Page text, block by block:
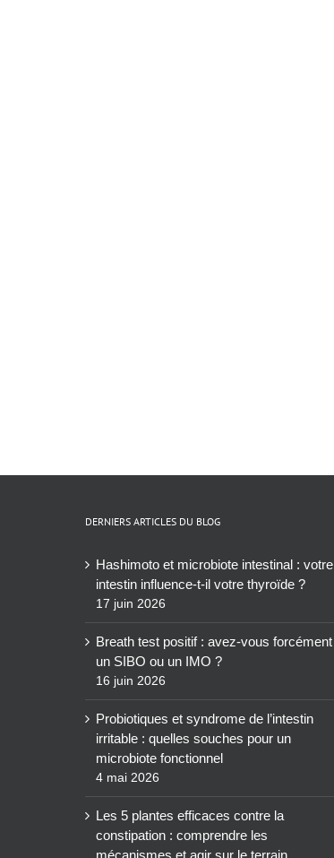
DERNIERS ARTICLES DU BLOG
Hashimoto et microbiote intestinal : votre
intestin influence-t-il votre thyroïde ?
17 juin 2026
Breath test positif : avez-vous forcément
un SIBO ou un IMO ?
16 juin 2026
Probiotiques et syndrome de l’intestin
irritable : quelles souches pour un
microbiote fonctionnel
4 mai 2026
Les 5 plantes efficaces contre la
constipation : comprendre les
mécanismes et agir sur le terrain